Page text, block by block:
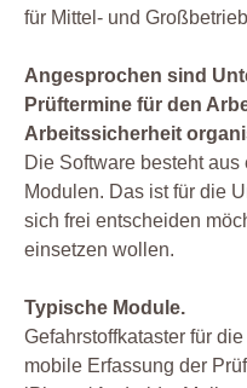
für Mittel- und
Angesprochen sind
Prüftermine für den
Arbeitssicherheit
Die Software besteht
Modulen. Das ist für die
sich frei entscheiden
einsetzen wollen.
Typische Module.
Gefahrstoffkataster für
mobile Erfassung der